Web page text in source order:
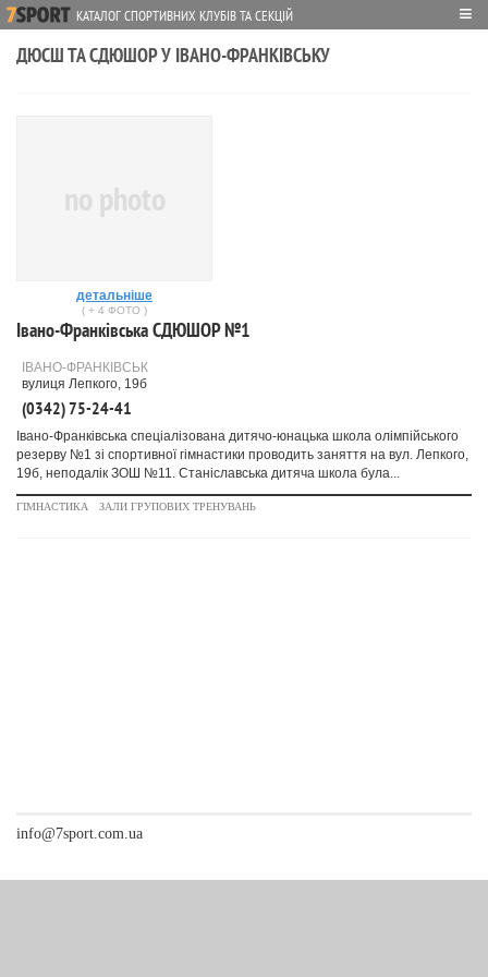
КАТАЛОГ СПОРТИВНИХ КЛУБІВ ТА СЕКЦІЙ ≡
ДЮСШ ТА СДЮШОР У ІВАНО-ФРАНКІВСЬКУ
no photo
детальніше
( + 4 ФОТО )
Івано-Франківська СДЮШОР №1
ІВАНО-ФРАНКІВСЬК
вулиця Лепкого, 19б
(0342) 75-24-41
Івано-Франківська спеціалізована дитячо-юнацька школа олімпійського
резерву №1 зі спортивної гімнастики проводить заняття на вул. Лепкого,
19б, неподалік ЗОШ №11. Станіславська дитяча школа була...
ГІМНАСТИКА ЗАЛИ ГРУПОВИХ ТРЕНУВАНЬ
info@7sport.com.ua